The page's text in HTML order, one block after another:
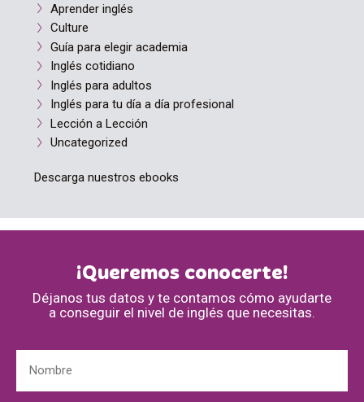
Aprender inglés
Culture
Guía para elegir academia
Inglés cotidiano
Inglés para adultos
Inglés para tu día a día profesional
Lección a Lección
Uncategorized
Descarga nuestros ebooks
¡Queremos conocerte!
Déjanos tus datos y te contamos cómo ayudarte
a conseguir el nivel de inglés que necesitas.